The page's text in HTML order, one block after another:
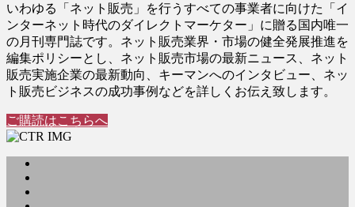
いわゆる「ネット販売」を行うすべての事業者に向けた「イ
ンターネット時代のダイレクトマーケター」に贈る国内唯一
の月刊専門誌です。ネット販売業界・市場の健全発展推進を
編集ポリシーとし、ネット販売市場の最新ニュース、ネット
販売実施企業の最新動向、キーマンへのインタビュー、ネッ
ト販売ビジネスの成功事例などを詳しくお伝え致します。
ご購読はこちらへ